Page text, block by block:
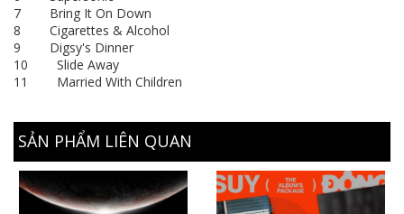
7 Bring It On Down
8 Cigarettes & Alcohol
9 Digsy's Dinner
10 Slide Away
11 Married With Children
SẢN PHẨM LIÊN QUAN